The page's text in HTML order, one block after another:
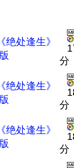
绝处逢生》
分
绝处逢生》
分
绝处逢生》
分